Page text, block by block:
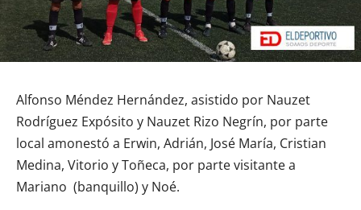
Alfonso Méndez Hernández, asistido por Nauzet
Rodríguez Expósito y Nauzet Rizo Negrín, por parte
local amonestó a Erwin, Adrián, José María, Cristian
Medina, Vitorio y Toñeca, por parte visitante a
Mariano (banquillo) y Noé.